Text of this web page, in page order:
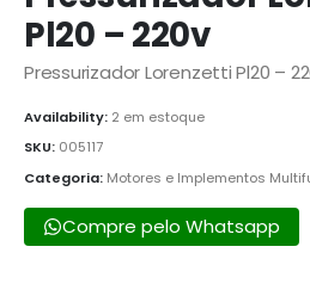
Pl20 – 220v
Pressurizador Lorenzetti Pl20 –
Availability: 2 em estoque
SKU: 005117
Categoria: Motores e Implementos
Compre pelo Whatsapp